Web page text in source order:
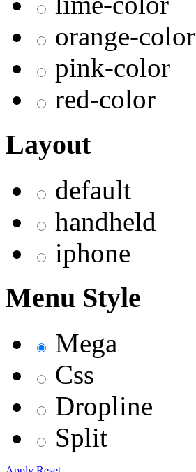
orange-color
pink-color
red-color
Layout
default
handheld
iphone
Menu Style
Mega
Css
Dropline
Split